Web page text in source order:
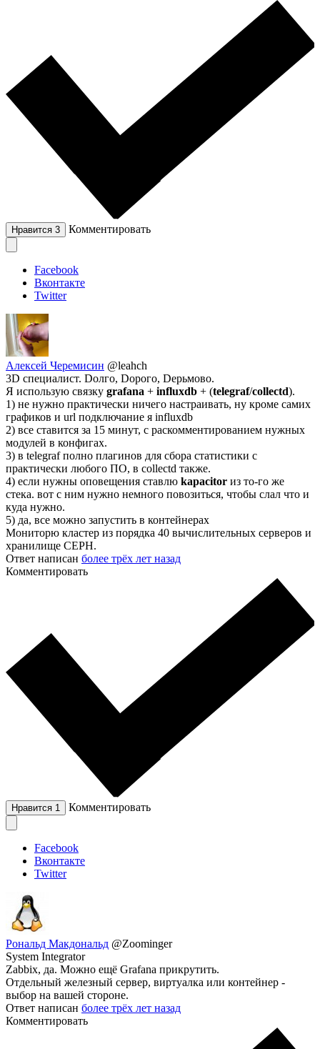
Нравится 3 Комментировать
Facebook
Вконтакте
Twitter
Алексей Черемисин @leahch
3D специалист. Dолго, Dорого, Dерьмово.
Я использую связку grafana + influxdb + (telegraf/collectd).
1) не нужно практически ничего настраивать, ну кроме самих
графиков и url подключание я influxdb
2) все ставится за 15 минут, с раскомментированием нужных
модулей в конфигах.
3) в telegraf полно плагинов для сбора статистики с
практически любого ПО, в collectd также.
4) если нужны оповещения ставлю kapacitor из то-го же
стека. вот с ним нужно немного повозиться, чтобы слал что и
куда нужно.
5) да, все можно запустить в контейнерах
Мониторю кластер из порядка 40 вычислительных серверов и
хранилище CEPH.
Ответ написан более трёх лет назад
Комментировать
Нравится 1 Комментировать
Facebook
Вконтакте
Twitter
Рональд Макдональд @Zoominger
System Integrator
Zabbix, да. Можно ещё Grafana прикрутить.
Отдельный железный сервер, виртуалка или контейнер -
выбор на вашей стороне.
Ответ написан более трёх лет назад
Комментировать